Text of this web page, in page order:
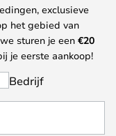
exclusieve
het gebied van
sturen je een €20
je eerste aankoop!
Bedrijf